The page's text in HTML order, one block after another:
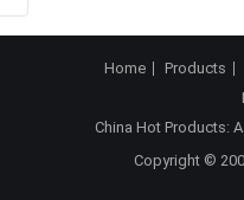
Home Products
China Hot Products: A
Copyright ©